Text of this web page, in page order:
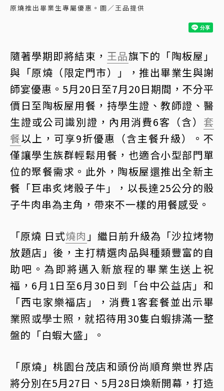
原燒推出畢業生專屬優惠。圖／王品提供
隨著學期即將結束， 王品旗下的「陶板屋」
與「原燒（限定門市）」，推出畢業生與謝
師宴優惠。5月20日至7月20日期間，不分平
價日至陶板屋用餐，持學生證、教師證、醫
生證或公司識別證，內用消費6客（含） 套
餐以上，可享9折優惠（含主餐升級）。不
僅讓學生族群輕鬆用餐，也適合小型部門單
位的聚餐需求。此外，陶板屋還推出全新主
餐「巨串炙烤骰子牛」，以長達25公分的骰
子牛肉串為主角，帶來不一樣的用餐感受。
「原燒 日式燒肉 」繼日前升級為「沙拉烤物
放題店」後，主打精選肉品與種類豐富的自
助吧。為即將邁入新旅程的畢業生送上祝
福，6月1日至6月30日到「台中公益店」和
「西屯家樂福店」，消費1客套餐並出示畢
業照或學士照，就招待用30隻白蝦排滿一整
盤的「白蝦大盛」。
「原燒」桃園台茂店和頭份尚順育樂世界店
將分別在5月27日、5月28日煥新開幕，打造